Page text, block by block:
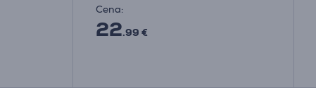
Cena:
22.99 €